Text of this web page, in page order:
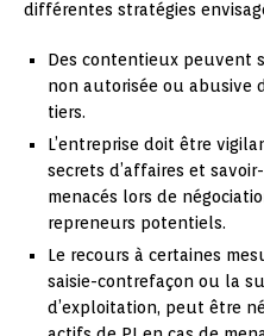
différentes stratégies
Des contentieux peuvent
non autorisée ou abusive
tiers.
L’entreprise doit être
secrets d’affaires et
menacés lors de
repreneurs potentiels.
Le recours à certaines
saisie-contrefaçon ou la
d’exploitation, peut être